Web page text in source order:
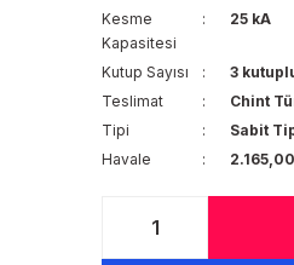
Kesme
Kapasitesi
25 kA
Kutup Sayısı
3
Teslimat
Chint
Tipi
Sabit
Havale